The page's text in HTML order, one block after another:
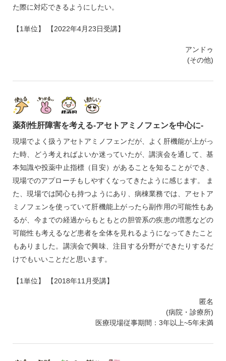
た際に対応できるようにしたい。
【1単位】 【2022年4月23日受講】
アンドゥ
(その他)
薬剤性肝障害を考える‐アセトアミノフェンを中心に‐
現場でよく扱うアセトアミノフェンだが、よく肝機能が上がっ
た時、どう考えればよいか迷っていたが、講演会を通して、基
本知識や投薬中止指標（目安）があることを知ることができ、
現場でのアプローチもしやすくなってきたように感じます。 ま
た、現場では関心も持つようにあり、病棟業務では、アセトア
ミノフェンを使っていて肝機能上がったら副作用の可能性もあ
るが、今までの経過からもともとの胆管系の疾患の増悪などの
可能性も考えるなど患者を全体を見れるようになってきたこと
もありました。講演会で興味、注目する分野ができたりするだ
けでもいいことだと思います。
【1単位】 【2018年11月受講】
匿名
(病院・診療所)
医療現場従事期間：3年以上~5年未満